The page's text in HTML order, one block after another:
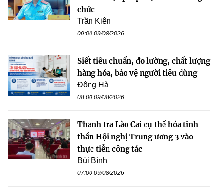
chức
Trần Kiên
09:00 09/08/2026
Siết tiêu chuẩn, đo lường, chất lượng
hàng hóa, bảo vệ người tiêu dùng
Đông Hà
08:00 09/08/2026
Thanh tra Lào Cai cụ thể hóa tinh
thần Hội nghị Trung ương 3 vào
thực tiễn công tác
Bùi Bình
07:00 09/08/2026